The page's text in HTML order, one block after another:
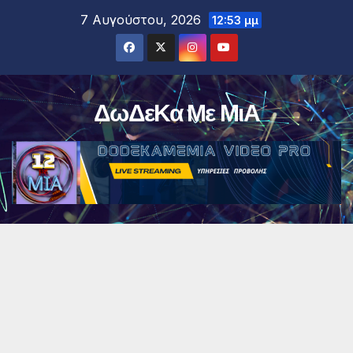
7 Αυγούστου, 2026 12:53 μμ
ΔωΔεΚα Με ΜιΑ